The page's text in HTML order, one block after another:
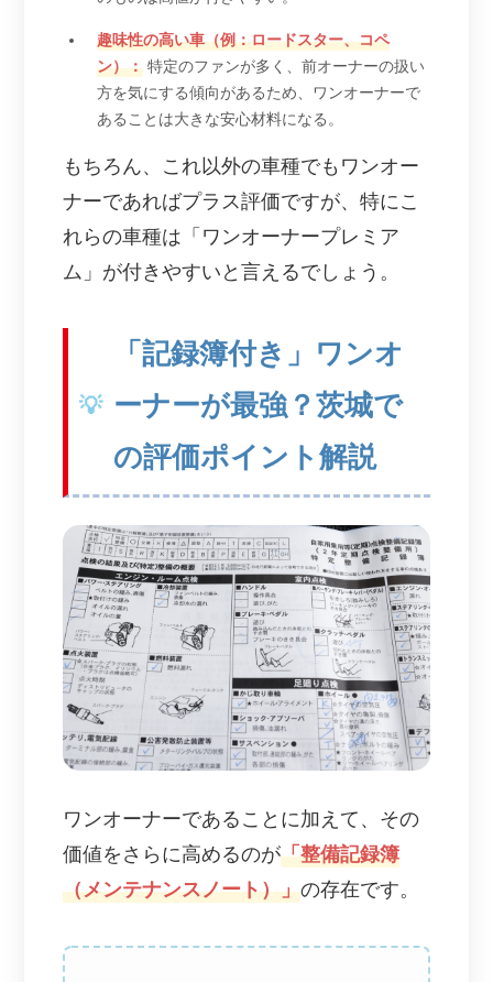
趣味性の高い車（例：ロードスター、コペ
ン）： 特定のファンが多く、前オーナーの扱い
方を気にする傾向があるため、ワンオーナーで
あることは大きな安心材料になる。
もちろん、これ以外の車種でもワンオー
ナーであればプラス評価ですが、特にこ
れらの車種は「ワンオーナープレミア
ム」が付きやすいと言えるでしょう。
「記録簿付き」ワンオ
ーナーが最強？茨城で
の評価ポイント解説
ワンオーナーであることに加えて、その
価値をさらに高めるのが「整備記録簿
（メンテナンスノート）」の存在です。